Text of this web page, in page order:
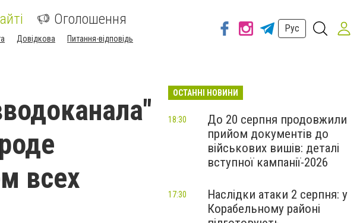
Оголошення
Довідкова Питання-відповідь
Рус
всех
ОСТАННІ НОВИНИ
До 20 серпня продовжили
прийом документів до
військових вишів: деталі
вступної кампанії-2026
18:30
Наслідки атаки 2 серпня: у
Корабельному районі
17:30